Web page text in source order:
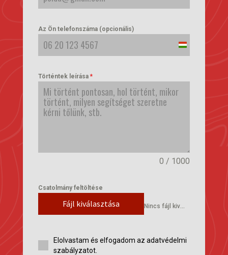
Az Ön telefonszáma (opcionális)
Hungary
Történtek leírása *
0 / 1000
Csatolmány feltöltése
Fájl kiválasztása Nincs fájl kiválasztva
Elolvastam és elfogadom az adatvédelmi
szabályzatot.